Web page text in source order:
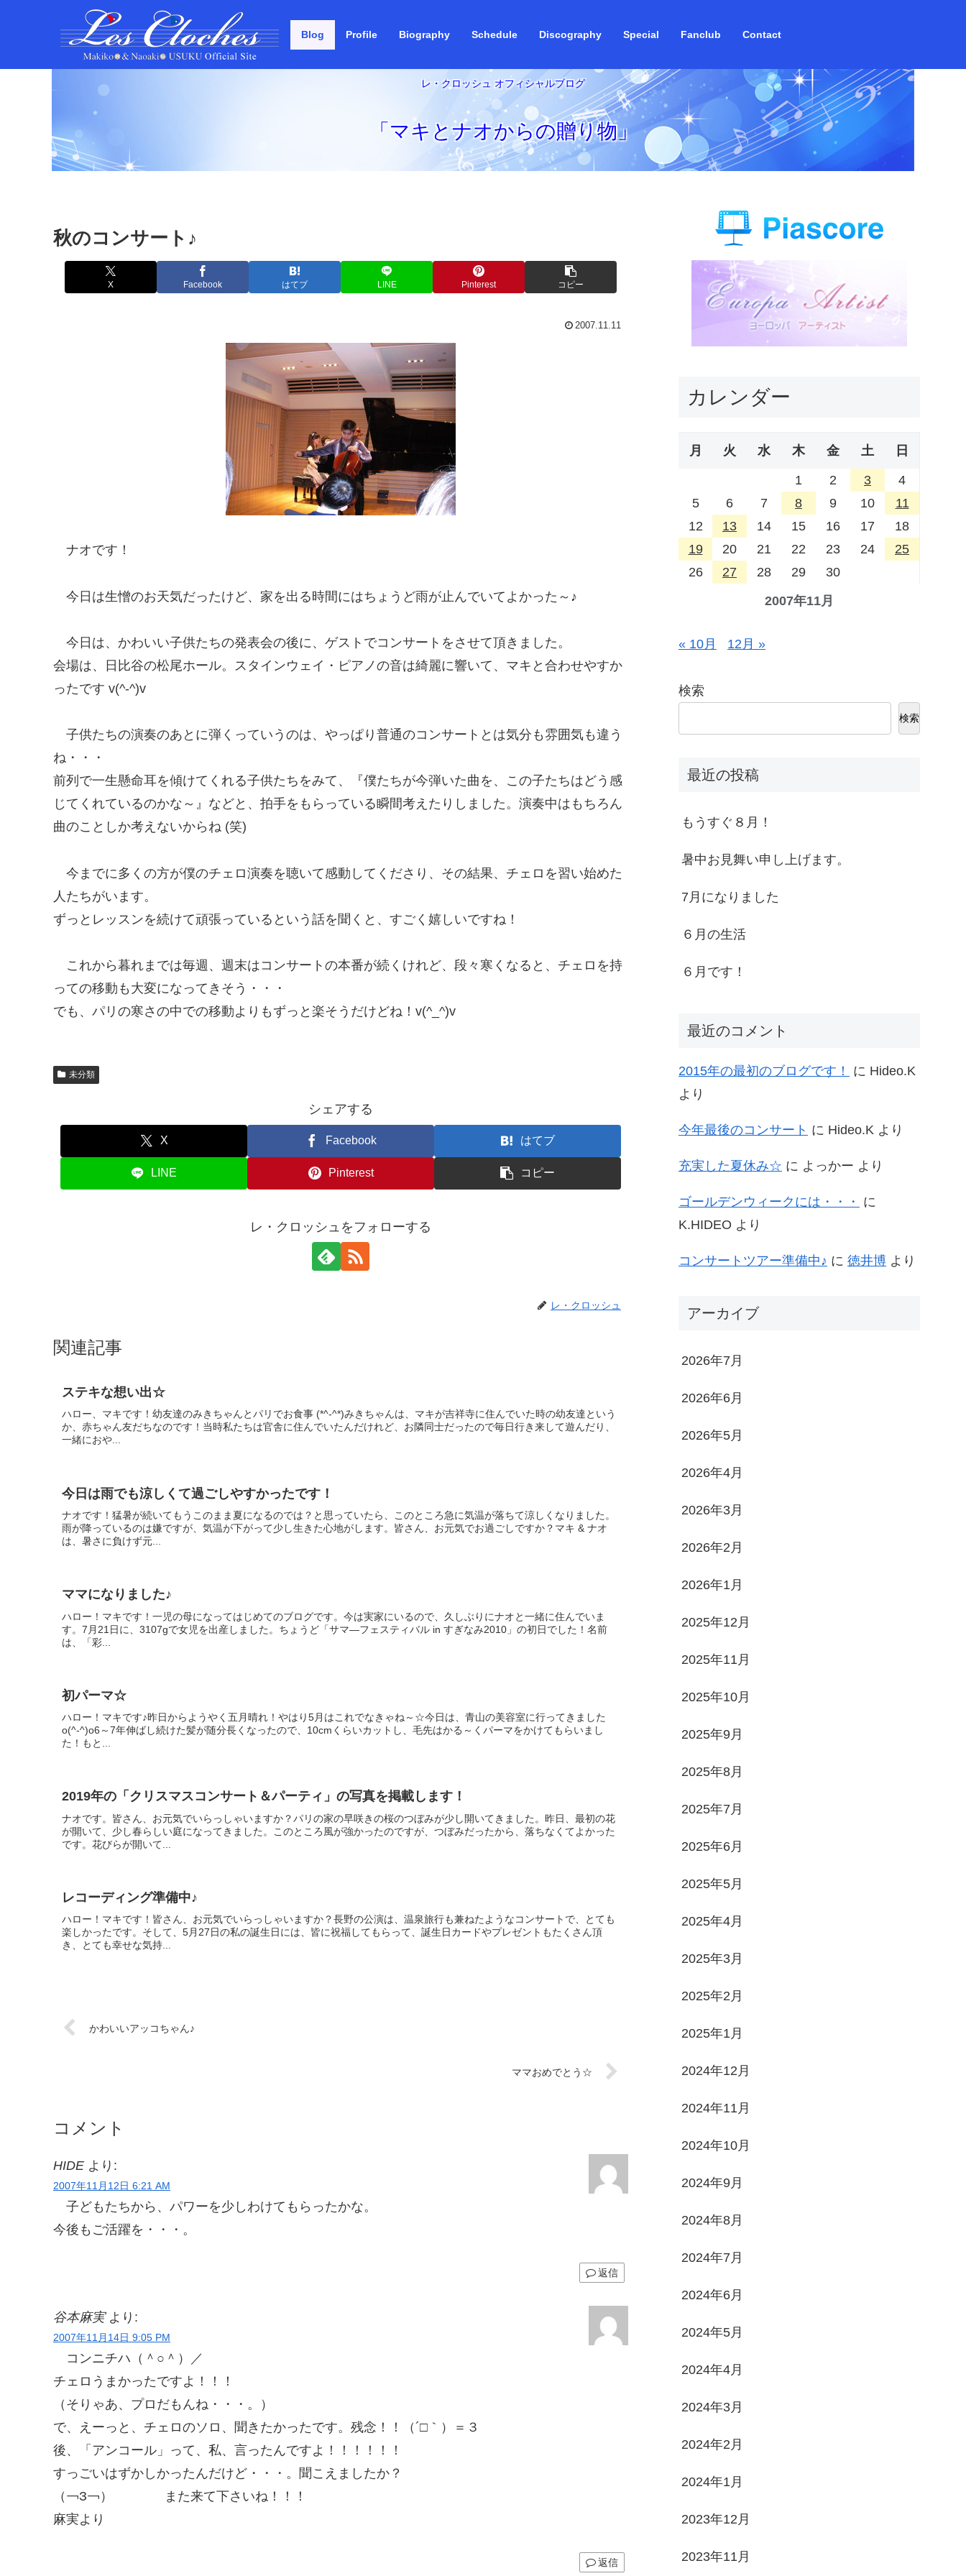
Blog Profile Biography Schedule Discography Special Fanclub Contact
レ・クロッシュ オフィシャルブログ
「マキとナオからの贈り物」
秋のコンサート♪
X Facebook はてブ LINE Pinterest コピー
2007.11.11
ナオです！
今日は生憎のお天気だったけど、家を出る時間にはちょうど雨が止んでいてよかった～♪
今日は、かわいい子供たちの発表会の後に、ゲストでコンサートをさせて頂きました。
会場は、日比谷の松尾ホール。スタインウェイ・ピアノの音は綺麗に響いて、マキと合わせやすか
ったです v(^-^)v
子供たちの演奏のあとに弾くっていうのは、やっぱり普通のコンサートとは気分も雰囲気も違う
ね・・・
前列で一生懸命耳を傾けてくれる子供たちをみて、『僕たちが今弾いた曲を、この子たちはどう感
じてくれているのかな～』などと、拍手をもらっている瞬間考えたりしました。演奏中はもちろん
曲のことしか考えないからね (笑)
今までに多くの方が僕のチェロ演奏を聴いて感動してくださり、その結果、チェロを習い始めた
人たちがいます。
ずっとレッスンを続けて頑張っているという話を聞くと、すごく嬉しいですね！
これから暮れまでは毎週、週末はコンサートの本番が続くけれど、段々寒くなると、チェロを持
っての移動も大変になってきそう・・・
でも、パリの寒さの中での移動よりもずっと楽そうだけどね！v(^_^)v
未分類
シェアする
X Facebook はてブ
LINE Pinterest コピー
レ・クロッシュをフォローする
レ・クロッシュ
関連記事
ステキな想い出☆
ハロー、マキです！幼友達のみきちゃんとパリでお食事 (*^-^*)みきちゃんは、マキが吉祥寺に住んでいた時の幼友達という
か、赤ちゃん友だちなのです！当時私たちは官舎に住んでいたんだけれど、お隣同士だったので毎日行き来して遊んだり、
一緒におや...
今日は雨でも涼しくて過ごしやすかったです！
ナオです！猛暑が続いてもうこのまま夏になるのでは？と思っていたら、このところ急に気温が落ちて涼しくなりました。
雨が降っているのは嫌ですが、気温が下がって少し生きた心地がします。皆さん、お元気でお過ごしですか？マキ & ナオ
は、暑さに負けず元...
ママになりました♪
ハロー！マキです！一児の母になってはじめてのブログです。今は実家にいるので、久しぶりにナオと一緒に住んでいま
す。7月21日に、3107gで女児を出産しました。ちょうど「サマ―フェスティバル in すぎなみ2010」の初日でした！名前
は、「彩...
初パーマ☆
ハロー！マキです♪昨日からようやく五月晴れ！やはり5月はこれでなきゃね～☆今日は、青山の美容室に行ってきました
o(^-^)o6～7年伸ばし続けた髪が随分長くなったので、10cmくらいカットし、毛先はかる～くパーマをかけてもらいまし
た！もと...
2019年の「クリスマスコンサート＆パーティ」の写真を掲載します！
ナオです。皆さん、お元気でいらっしゃいますか？パリの家の早咲きの桜のつぼみが少し開いてきました。昨日、最初の花
が開いて、少し春らしい庭になってきました。このところ風が強かったのですが、つぼみだったから、落ちなくてよかった
です。花びらが開いて...
レコーディング準備中♪
ハロー！マキです！皆さん、お元気でいらっしゃいますか？長野の公演は、温泉旅行も兼ねたようなコンサートで、とても
楽しかったです。そして、5月27日の私の誕生日には、皆に祝福してもらって、誕生日カードやプレゼントもたくさん頂
き、とても幸せな気持...
かわいいアッコちゃん♪
ママおめでとう☆
コメント
HIDE より:
2007年11月12日 6:21 AM
子どもたちから、パワーを少しわけてもらったかな。
今後もご活躍を・・・。
返信
谷本麻実 より:
2007年11月14日 9:05 PM
コンニチハ（＾○＾）／
チェロうまかったですよ！！！
（そりゃあ、プロだもんね・・・。）
で、えーっと、チェロのソロ、聞きたかったです。残念！！（´□｀）＝３
後、「アンコール」って、私、言ったんですよ！！！！！！
すっごいはずかしかったんだけど・・・。聞こえましたか？
（￢З￢） また来て下さいね！！！
麻実より
返信
カレンダー
2007年11月
月 火 水 木 金 土 日
1 2 3
4
5
6 7 8 9 10
11
12
13 14 15 16 17
18
19
20 21 22 23 24
25
26
27 28 29 30
« 10月 12月 »
検索
検索
最近の投稿
もうすぐ８月！
暑中お見舞い申し上げます。
7月になりました
６月の生活
６月です！
最近のコメント
2015年の最初のブログです！ に Hideo.K
より
今年最後のコンサート に Hideo.K より
充実した夏休み☆ に よっかー より
ゴールデンウィークには・・・
に
K.HIDEO より
コンサートツアー準備中♪ に 徳井博 より
アーカイブ
2026年7月
2026年6月
2026年5月
2026年4月
2026年3月
2026年2月
2026年1月
2025年12月
2025年11月
2025年10月
2025年9月
2025年8月
2025年7月
2025年6月
2025年5月
2025年4月
2025年3月
2025年2月
2025年1月
2024年12月
2024年11月
2024年10月
2024年9月
2024年8月
2024年7月
2024年6月
2024年5月
2024年4月
2024年3月
2024年2月
2024年1月
2023年12月
2023年11月